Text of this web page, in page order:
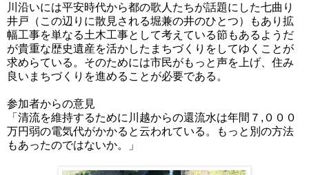
川沿いには平安時代から都の歌人たちが話題にした七曲り
井戸（この辺りに散見される堀兼の井のひとつ）もあり拡
幅工事を単なる土木工事として考えている節もあるようだ
が貴重な歴史遺産を活かしたまちづくりをしてゆくことが
求めらている。そのためには市民がもっと声を上げ、住み
良いまちづくりを進めることが必要である。
参加者からの意見
「清流を維持するために川越からの還流水は年間７,０００
万円弱の電気代がかかると云われている。もっと別の方法
もあったのではないか。」